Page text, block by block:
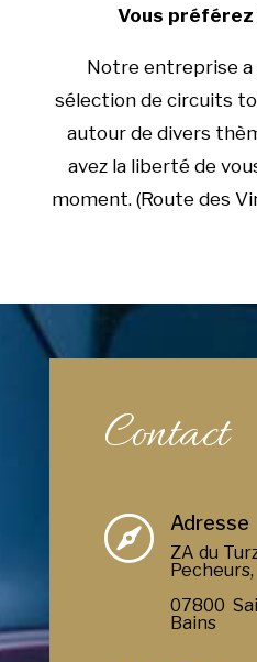
Vous
Notre entreprise a
sélection de circuits
autour de divers
avez la liberté de
moment. (Route des
Contact
 Adresse
ZA du
Pecheurs,
07800
Bains